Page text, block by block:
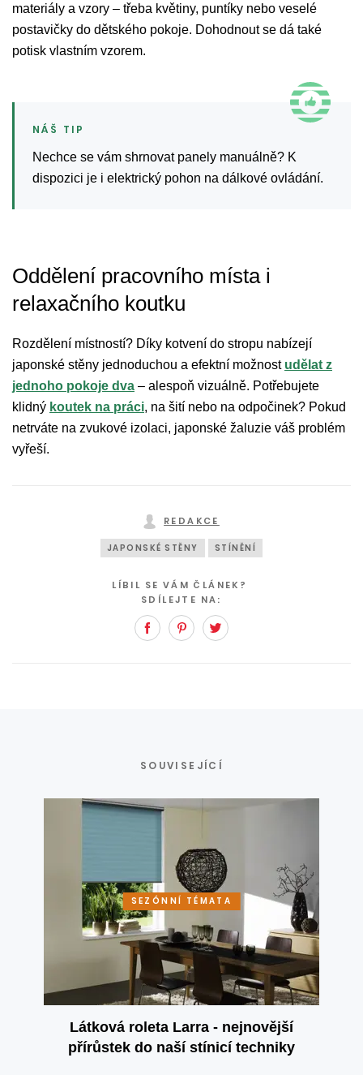
materiály a vzory – třeba květiny, puntíky nebo veselé
postavičky do dětského pokoje. Dohodnout se dá také
potisk vlastním vzorem.
Nechce se vám shrnovat panely manuálně? K
dispozici je i elektrický pohon na dálkové ovládání.
Oddělení pracovního místa i
relaxačního koutku
Rozdělení místností? Díky kotvení do stropu nabízejí
japonské stěny jednoduchou a efektní možnost udělat z
jednoho pokoje dva – alespoň vizuálně. Potřebujete
klidný koutek na práci, na šití nebo na odpočinek? Pokud
netrváte na zvukové izolaci, japonské žaluzie váš problém
vyřeší.
REDAKCE
JAPONSKÉ STĚNY STÍNĚNÍ
LÍBIL SE VÁM ČLÁNEK?
SDÍLEJTE NA:
FacebookPinterest
SOUVISEJÍCÍ
SEZÓNNÍ TÉMATA
Látková roleta Larra - nejnovější
přírůstek do naší stínicí techniky